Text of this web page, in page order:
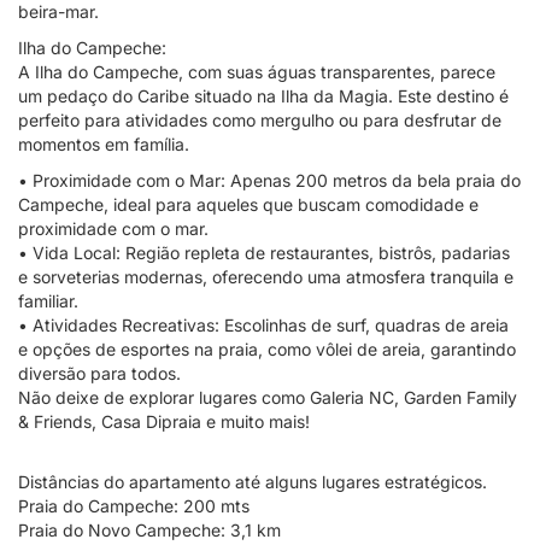
beira-mar.
Ilha do Campeche:
A Ilha do Campeche, com suas águas transparentes, parece
um pedaço do Caribe situado na Ilha da Magia. Este destino é
perfeito para atividades como mergulho ou para desfrutar de
momentos em família.
• Proximidade com o Mar: Apenas 200 metros da bela praia do
Campeche, ideal para aqueles que buscam comodidade e
proximidade com o mar.
• Vida Local: Região repleta de restaurantes, bistrôs, padarias
e sorveterias modernas, oferecendo uma atmosfera tranquila e
familiar.
• Atividades Recreativas: Escolinhas de surf, quadras de areia
e opções de esportes na praia, como vôlei de areia, garantindo
diversão para todos.
Não deixe de explorar lugares como Galeria NC, Garden Family
& Friends, Casa Dipraia e muito mais!
Distâncias do apartamento até alguns lugares estratégicos.
Praia do Campeche: 200 mts
Praia do Novo Campeche: 3,1 km